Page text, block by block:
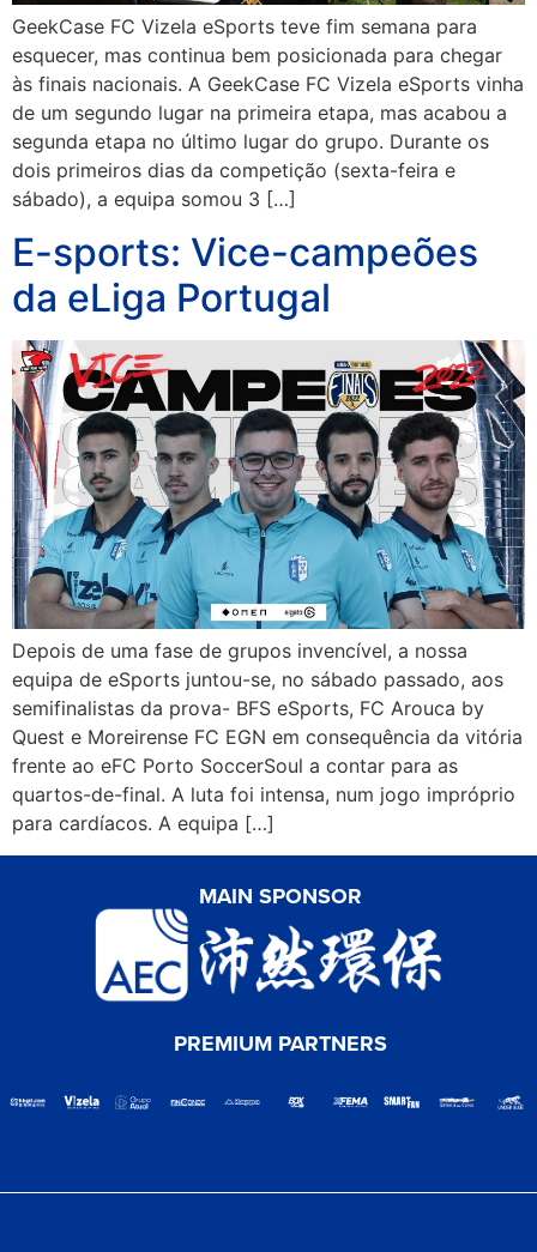
GeekCase FC Vizela eSports teve fim semana para
esquecer, mas continua bem posicionada para chegar
às finais nacionais. A GeekCase FC Vizela eSports vinha
de um segundo lugar na primeira etapa, mas acabou a
segunda etapa no último lugar do grupo. Durante os
dois primeiros dias da competição (sexta-feira e
sábado), a equipa somou 3 […]
E-sports: Vice-campeões
da eLiga Portugal
Depois de uma fase de grupos invencível, a nossa
equipa de eSports juntou-se, no sábado passado, aos
semifinalistas da prova- BFS eSports, FC Arouca by
Quest e Moreirense FC EGN em consequência da vitória
frente ao eFC Porto SoccerSoul a contar para as
quartos-de-final. A luta foi intensa, num jogo impróprio
para cardíacos. A equipa […]
MAIN SPONSOR
PREMIUM PARTNERS